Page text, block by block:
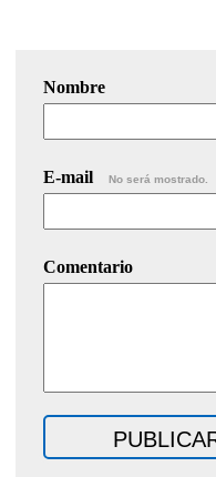
Nombre
E-mail No será mostrado.
Comentario